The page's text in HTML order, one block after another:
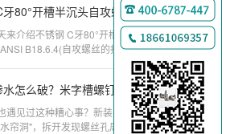
不锈钢 C牙80°开槽半沉头自攻螺钉 ASME/ANSI B18.6.4
2025-08-20
来介绍不锈钢 C牙80°开槽半沉头自攻螺
B18.6.4(自攻螺丝的扭力标准是多少
设备箱渗水怎么破？米字槽螺钉省60%维修费2025-05-12
遇见过这种糟心事？新装的设备箱每逢大
帘洞"，拆开发现螺丝孔周围全是锈迹。